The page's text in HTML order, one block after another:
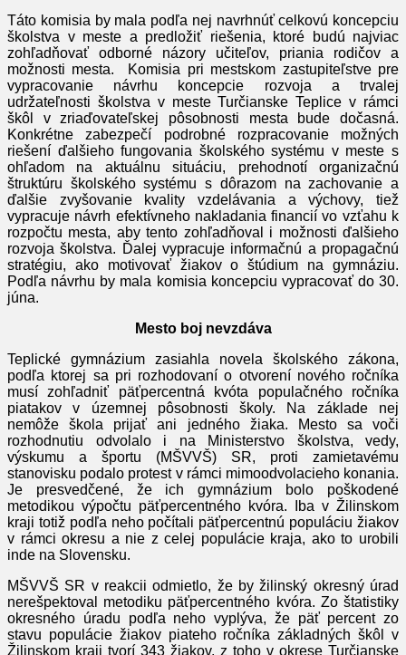
Táto komisia by mala podľa nej navrhnúť celkovú koncepciu
školstva v meste a predložiť riešenia, ktoré budú najviac
zohľadňovať odborné názory učiteľov, priania rodičov a
možnosti mesta. Komisia pri mestskom zastupiteľstve pre
vypracovanie návrhu koncepcie rozvoja a trvalej
udržateľnosti školstva v meste Turčianske Teplice v rámci
škôl v zriaďovateľskej pôsobnosti mesta bude dočasná.
Konkrétne zabezpečí podrobné rozpracovanie možných
riešení ďalšieho fungovania školského systému v meste s
ohľadom na aktuálnu situáciu, prehodnotí organizačnú
štruktúru školského systému s dôrazom na zachovanie a
ďalšie zvyšovanie kvality vzdelávania a výchovy, tiež
vypracuje návrh efektívneho nakladania financií vo vzťahu k
rozpočtu mesta, aby tento zohľadňoval i možnosti ďalšieho
rozvoja školstva. Ďalej vypracuje informačnú a propagačnú
stratégiu, ako motivovať žiakov o štúdium na gymnáziu.
Podľa návrhu by mala komisia koncepciu vypracovať do 30.
júna.
Mesto boj nevzdáva
Teplické gymnázium zasiahla novela školského zákona,
podľa ktorej sa pri rozhodovaní o otvorení nového ročníka
musí zohľadniť päťpercentná kvóta populačného ročníka
piatakov v územnej pôsobnosti školy. Na základe nej
nemôže škola prijať ani jedného žiaka. Mesto sa voči
rozhodnutiu odvolalo i na Ministerstvo školstva, vedy,
výskumu a športu (MŠVVŠ) SR, proti zamietavému
stanovisku podalo protest v rámci mimoodvolacieho konania.
Je presvedčené, že ich gymnázium bolo poškodené
metodikou výpočtu päťpercentného kvóra. Iba v Žilinskom
kraji totiž podľa neho počítali päťpercentnú populáciu žiakov
v rámci okresu a nie z celej populácie kraja, ako to urobili
inde na Slovensku.
MŠVVŠ SR v reakcii odmietlo, že by žilinský okresný úrad
nerešpektoval metodiku päťpercentného kvóra. Zo štatistiky
okresného úradu podľa neho vyplýva, že päť percent zo
stavu populácie žiakov piateho ročníka základných škôl v
Žilinskom kraji tvorí 343 žiakov, z toho v okrese Turčianske